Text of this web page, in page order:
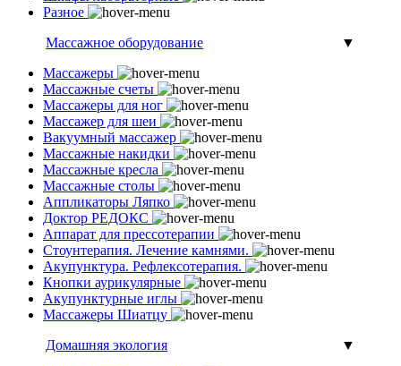
Разное
Массажное оборудование
▼
Массажеры
Массажные счеты
Массажеры для ног
Массажер для шеи
Вакуумный массажер
Массажные накидки
Массажные кресла
Массажные столы
Аппликаторы Ляпко
Доктор РЕДОКС
Аппарат для прессотерапии
Стоунтерапия. Лечение камнями.
Акупунктура. Рефлексотерапия.
Кнопки аурикулярные
Акупунктурные иглы
Массажеры Шиатцу
Домашняя экология
▼